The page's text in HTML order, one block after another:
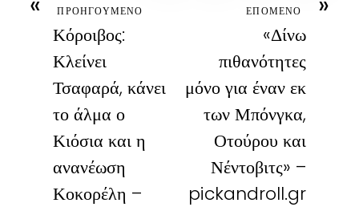
ΠΡΟΗΓΟΥΜΕΝΟ
Κόροιβος:
Κλείνει
Τσαφαρά, κάνει
το άλμα ο
Κιόσια και η
ανανέωση
Κοκορέλη –
ΕΠΟΜΕΝΟ
«Δίνω
πιθανότητες
μόνο για έναν εκ
των Μπόνγκα,
Οτούρου και
Νέντοβιτς» –
pickandroll.gr